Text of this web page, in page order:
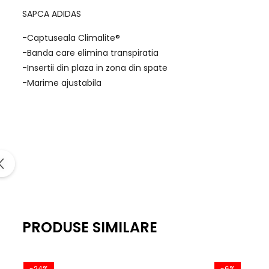
SAPCA ADIDAS
-Captuseala Climalite®
-Banda care elimina transpiratia
-Insertii din plaza in zona din spate
-Marime ajustabila
PRODUSE SIMILARE